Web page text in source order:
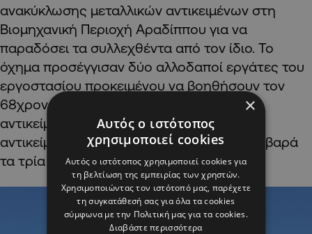
ανακύκλωσης μεταλλικών αντικειμένων στη
Βιομηχανική Περιοχή Αραδίππου για να
παραδόσει τα συλλεχθέντα από τον ίδιο. Το
όχημα προσέγγισαν δύο αλλοδαποί εργάτες του
εργοστασίου προκειμένου να βοηθήσουν τον
68χρονο να ξεφορτώσει τα μεταλλικά
αντικείμενα. Σε κάποια στιγμή, ένα από τα
αντικείμενα εξερράγη, τραυματίζοντας σοβαρά
τα τρία πρόσωπα.
×
Αυτός ο ιστότοπος
χρησιμοποιεί cookies
Αυτός ο ιστότοπος χρησιμοποιεί cookies για
τη βελτίωση της εμπειρίας των χρηστών.
Χρησιμοποιώντας τον ιστότοπό μας, παρέχετε
τη συγκατάθεσή σας για όλα τα cookies
σύμφωνα με την Πολιτική μας για τα cookies.
Διαβάστε περισσότερα